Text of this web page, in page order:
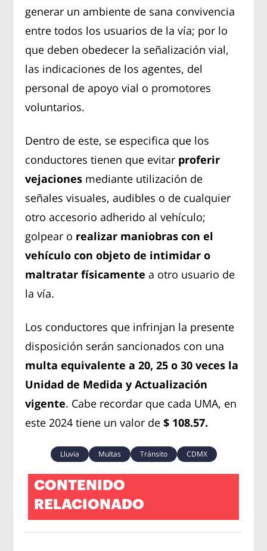
generar un ambiente de sana convivencia
entre todos los usuarios de la vía; por lo
que deben obedecer la señalización vial,
las indicaciones de los agentes, del
personal de apoyo vial o promotores
voluntarios.
Dentro de este, se especifica que los
conductores tienen que evitar proferir
vejaciones mediante utilización de
señales visuales, audibles o de cualquier
otro accesorio adherido al vehículo;
golpear o realizar maniobras con el
vehículo con objeto de intimidar o
maltratar físicamente a otro usuario de
la vía.
Los conductores que infrinjan la presente
disposición serán sancionados con una
multa equivalente a 20, 25 o 30 veces la
Unidad de Medida y Actualización
vigente. Cabe recordar que cada UMA, en
este 2024 tiene un valor de$ 108.57.
Lluvia Multas Tránsito CDMX
CONTENIDO
RELACIONADO